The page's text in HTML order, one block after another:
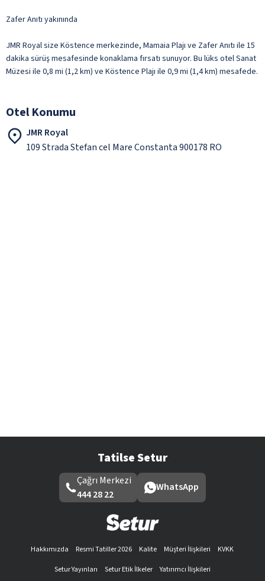
Zafer Anıtı yakınında
JMR Royal size Köstence merkezinde, Mamaia Plajı ve Zafer Anıtı ile 15
dakika sürüş mesafesinde konaklama fırsatı sunuyor. Bu lüks otel Sanat
Müzesi ile 0,8 mi (1,2 km) ve Köstence Plajı ile 0,9 mi (1,4 km) mesafede.
Otel Konumu
JMR Royal
109 Strada Stefan cel Mare Constanta 900178 RO
Tatilse Setur
Çağrı Merkezi
444 28 22
WhatsApp
Hakkımızda Resmi Tatiller 2026 Kalite Müşteri İlişkileri
KVKK
Setur Yayınları
Setur Etik İlkeler
Yatırımcı İlişkileri